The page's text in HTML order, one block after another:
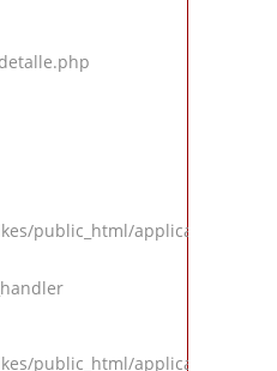
public_html/application/
public_html/application/